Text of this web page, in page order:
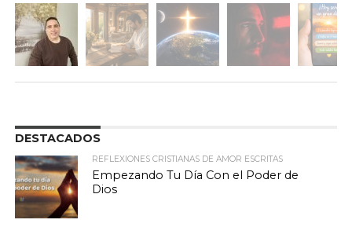
DESTACADOS
REFLEXIONES CRISTIANAS DE AMOR ESCRITAS
Empezando Tu Día Con el Poder de
Dios